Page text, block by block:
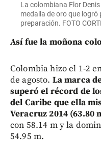
La colombiana Flor
medalla de oro que logró
preparación. FOTO
Así fue la moñona
Colombia hizo el 1-2
de agosto. La marca
superó el récord de
del Caribe que ella
Veracruz 2014 (63.80
con 58.14 m y la
54.95 m.